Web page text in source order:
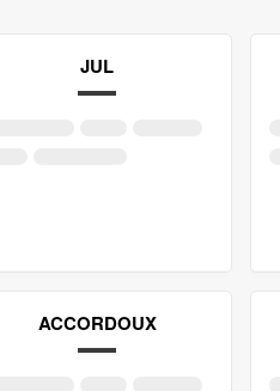
JUL
ACCORDOUX